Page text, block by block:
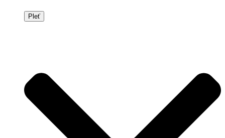
Pleť